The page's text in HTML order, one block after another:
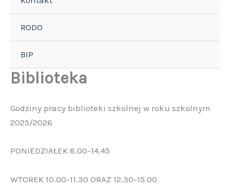
RODO
BIP
Biblioteka
Godziny pracy biblioteki szkolnej w roku szkolnym
2025/2026
PONIEDZIAŁEK 8.00-14.45
WTOREK 10.00-11.30 ORAZ 12.30-15.00